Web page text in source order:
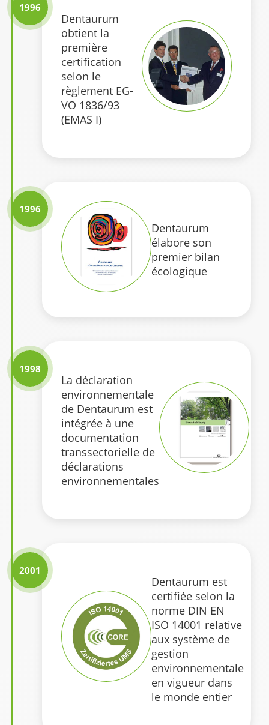
1996
Dentaurum
obtient la
première
certification
selon le
règlement EG-
VO 1836/93
(EMAS I)
1996
Dentaurum
élabore son
premier bilan
écologique
1998
La déclaration
environnementale
de Dentaurum est
intégrée à une
documentation
transsectorielle de
déclarations
environnementales
2001
Dentaurum est
certifiée selon la
norme DIN EN
ISO 14001 relative
aux système de
gestion
environnementale
en vigueur dans
le monde entier